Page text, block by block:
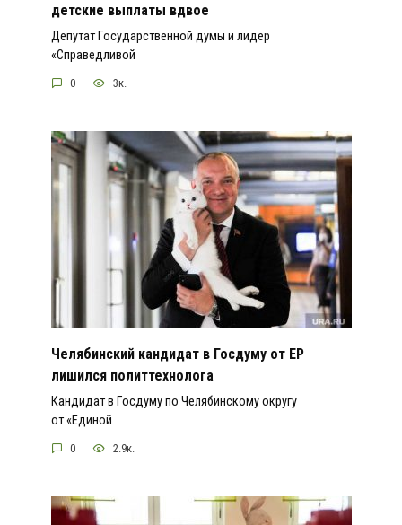
детские выплаты вдвое
Депутат Государственной думы и лидер
«Справедливой
0 3к.
Челябинский кандидат в Госдуму от ЕР
лишился политтехнолога
Кандидат в Госдуму по Челябинскому округу
от «Единой
0 2.9к.